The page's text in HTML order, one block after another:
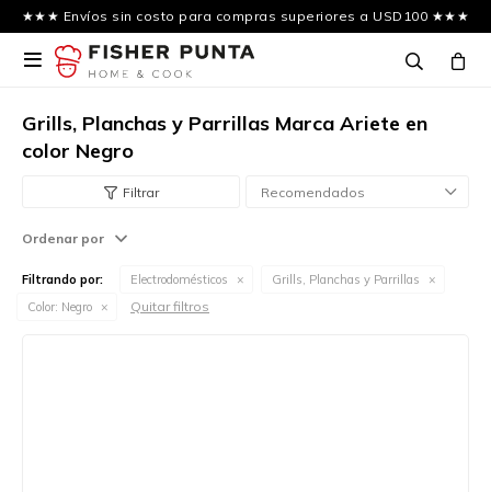
★★★ Envíos sin costo para compras superiores a USD100 ★★★

Grills, Planchas y Parrillas Marca Ariete en
color Negro
Recomendados
Ordenar por
Filtrando por: Electrodomésticos
Grills, Planchas y Parrillas
Color: Negro Quitar filtros